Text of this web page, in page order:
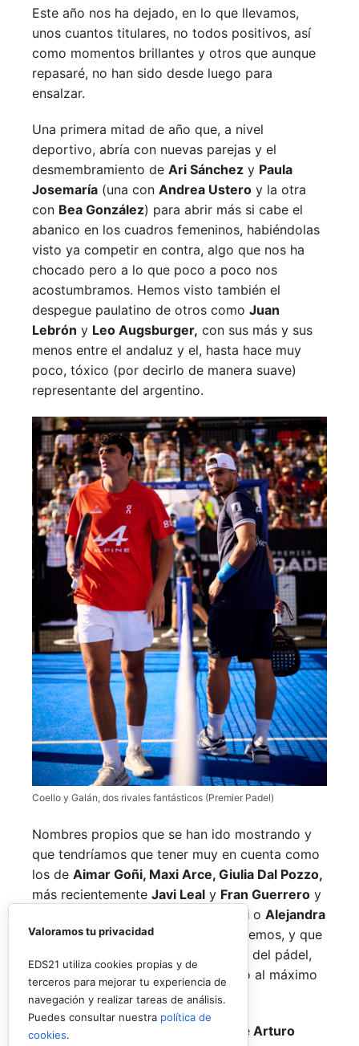
Este año nos ha dejado, en lo que llevamos,
unos cuantos titulares, no todos positivos, así
como momentos brillantes y otros que aunque
repasaré, no han sido desde luego para
ensalzar.
Una primera mitad de año que, a nivel
deportivo, abría con nuevas parejas y el
desmembramiento de Ari Sánchez y Paula
Josemaría (una con Andrea Ustero y la otra
con Bea González) para abrir más si cabe el
abanico en los cuadros femeninos, habiéndolas
visto ya competir en contra, algo que nos ha
chocado pero a lo que poco a poco nos
acostumbramos. Hemos visto también el
despegue paulatino de otros como Juan
Lebrón y Leo Augsburger, con sus más y sus
menos entre el andaluz y el, hasta hace muy
poco, tóxico (por decirlo de manera suave)
representante del argentino.
Coello y Galán, dos rivales fantásticos (Premier Padel)
Nombres propios que se han ido mostrando y
que tendríamos que tener muy en cuenta como
los de Aimar Goñi, Maxi Arce, Giulia Dal Pozzo,
más recientemente Javi Leal y Fran Guerrero y
Miguel Lamperti o Alejandra
Salazar,a los que siempre recordaremos, y que
están en su etapa más «disfrutona» del pádel,
pensando más en vivir cada partido al máximo
que en los puntos o los títulos.
No por ello hemos de olvidarnos de Arturo
Valoramos tu privacidad
EDS21 utiliza cookies propias y de
terceros para mejorar tu experiencia de
navegación y realizar tareas de análisis.
Puedes consultar nuestra política de
cookies.